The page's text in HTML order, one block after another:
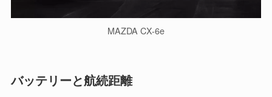
MAZDA CX-6e
バッテリーと航続距離